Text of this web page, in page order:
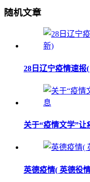
随机文章
28日辽宁疫情速报
关于“疫情文学”
英德疫情( 英德役